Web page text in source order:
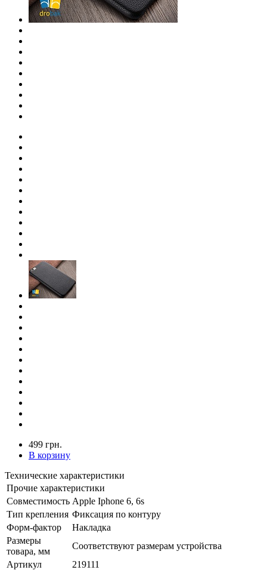
499 грн.
В корзину
Технические характеристики
Прочие характеристики
Совместимость Apple Iphone 6, 6s
Тип крепления Фиксация по контуру
Форм-фактор
Накладка
Размеры
товара, мм
Соответствуют размерам устройства
Артикул
219111